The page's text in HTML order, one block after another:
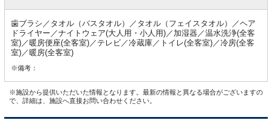
歯ブラシ／タオル（バスタオル）／タオル（フェイスタオル）／ヘア
ドライヤー／ナイトウェア(大人用・小人用)／加湿器／温水洗浄(全客
室)／暖房便座(全客室)／テレビ／冷蔵庫／トイレ(全客室)／冷房(全客
室)／暖房(全客室)
※備考：
※施設から提供いただいた情報となります。最新の情報と異なる場合がございますの
で、詳細は、施設へ直接お問い合わせください。